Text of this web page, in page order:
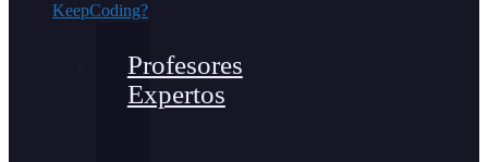
KeepCoding?
Profesores
Expertos